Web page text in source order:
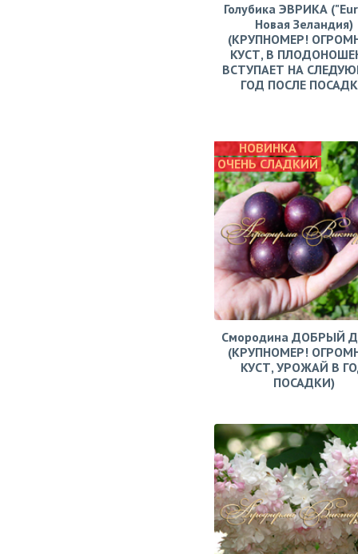
Голубика ЭВРИКА
Новая Зеландия)
(КРУПНОМЕР!
КУСТ, В
ВСТУПАЕТ НА
ГОД ПОСЛЕ
НОВИНКА
ОЧЕНЬ СЛАДКИЙ
Смородина ДОБРЫЙ
(КРУПНОМЕР!
КУСТ, УРОЖАЙ В
ПОСАДКИ)